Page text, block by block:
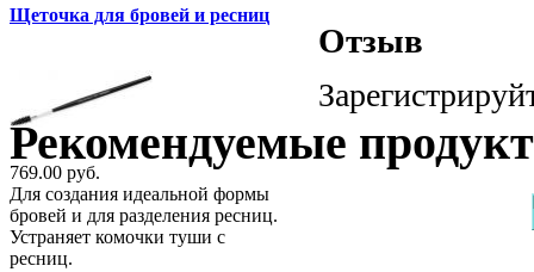
Отзыв
Щеточка для бровей и ресниц
769.00 руб.
Для создания идеальной формы
бровей и для разделения ресниц.
Устраняет комочки туши с
ресниц.
Рекомендуемые